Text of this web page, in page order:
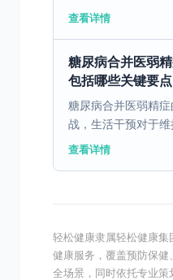
代谢紊乱，多元醇通
查看详情
糖尿病合并医弱
包括哪些关键要点
糖尿病合并医弱精
战，生活干预对于维
量至关重要。 一、
查看详情
轻松健康隶属轻松健康
健康服务，覆盖预防保
全场景，同时依托专业